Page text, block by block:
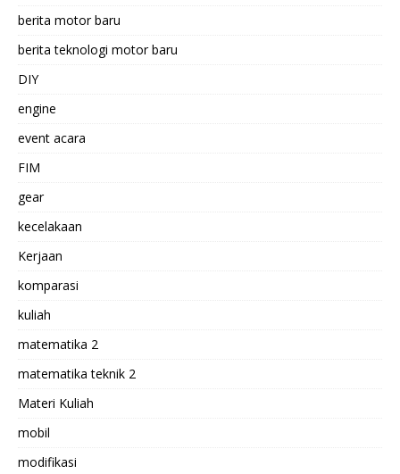
berita motor baru
berita teknologi motor baru
DIY
engine
event acara
FIM
gear
kecelakaan
Kerjaan
komparasi
kuliah
matematika 2
matematika teknik 2
Materi Kuliah
mobil
modifikasi